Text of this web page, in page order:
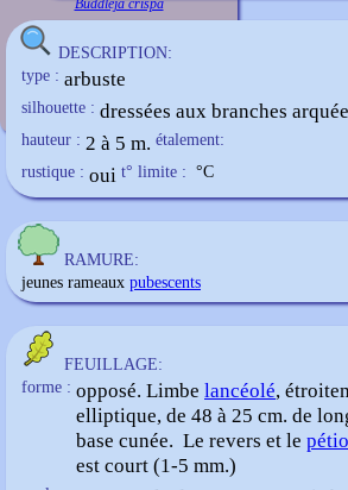
Buddleja crispa
DESCRIPTION:
type : arbuste
silhouette : dressées aux branches
hauteur : 2 à 5 m. étalement:
rustique : oui t° limite : °C
RAMURE:
jeunes rameaux pubescents
FEUILLAGE:
forme : opposé. Limbe lancéolé,
elliptique, de 48 à 25 cm. de
base cunée. Le revers et le
est court (1-5 mm.)